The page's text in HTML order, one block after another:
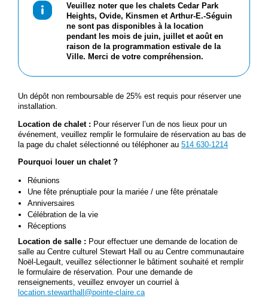
Veuillez noter que les chalets Cedar Park
Heights, Ovide, Kinsmen et Arthur-E.-Séguin
ne sont pas disponibles à la location
pendant les mois de juin, juillet et août en
raison de la programmation estivale de la
Ville. Merci de votre compréhension.
Un dépôt non remboursable de 25% est requis pour réserver une
installation.
Location de chalet : Pour réserver l’un de nos lieux pour un
événement, veuillez remplir le formulaire de réservation au bas de
la page du chalet sélectionné ou téléphoner au 514 630-1214
Pourquoi louer un chalet ?
Réunions
Une fête prénuptiale pour la mariée / une fête prénatale
Anniversaires
Célébration de la vie
Réceptions
Location de salle : Pour effectuer une demande de location de
salle au Centre culturel Stewart Hall ou au Centre communautaire
Noël-Legault, veuillez sélectionner le bâtiment souhaité et remplir
le formulaire de réservation. Pour une demande de
renseignements, veuillez envoyer un courriel à
location.stewarthall@pointe-claire.ca